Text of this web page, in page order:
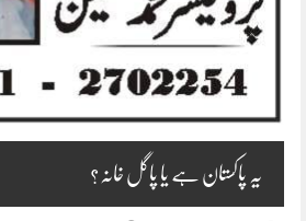
یہ پاکستان ہے یا پاگل خانہ؟